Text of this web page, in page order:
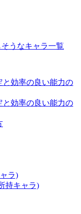
うなキャラ一覧
と効率の良い能力の
と効率の良い能力の
ラ)
持キャラ)